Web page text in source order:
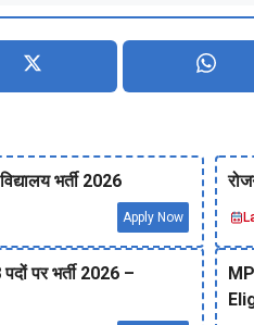
भर्ती 2026
Apply Now
पर भर्ती 2026 –